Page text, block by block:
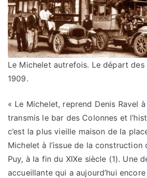
Le Michelet autrefois. Le départ des
1909.
« Le Michelet, reprend Denis Ravel
transmis le bar des Colonnes et
c’est la plus vieille maison de la
Michelet à l’issue de la construction
Puy, à la fin du XIXe siècle (1). Une
accueillante qui a aujourd’hui